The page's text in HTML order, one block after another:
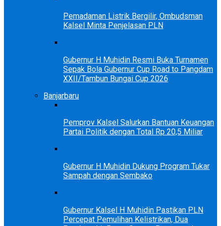
Pemadaman Listrik Bergilir, Ombudsman
Kalsel Minta Penjelasan PLN
Gubernur H Muhidin Resmi Buka Turnamen
Sepak Bola Gubernur Cup Road to Pangdam
XXII/Tambun Bungai Cup 2026
Banjarbaru
Pemprov Kalsel Salurkan Bantuan Keuangan
Partai Politik dengan Total Rp 20,5 Miliar
Gubernur H Muhidin Dukung Program Tukar
Sampah dengan Sembako
Gubernur Kalsel H Muhidin Pastikan PLN
Percepat Pemulihan Kelistrikan, Dua